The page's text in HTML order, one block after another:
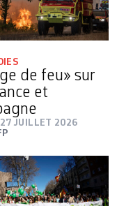
de feu» sur
et
27 JUILLET 2026